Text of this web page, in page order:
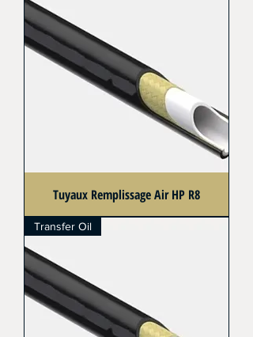
Tuyaux Remplissage Air HP R8
Transfer Oil